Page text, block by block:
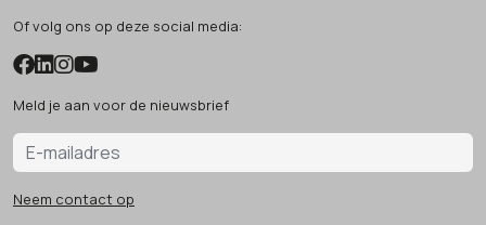
Of volg ons op deze social media:
Meld je aan voor de nieuwsbrief
Neem contact op